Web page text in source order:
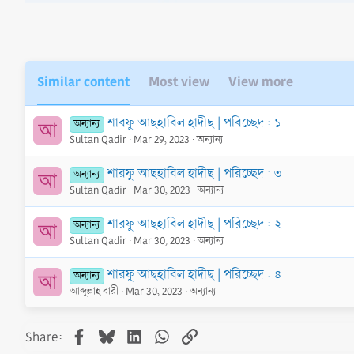
Similar content Most view View more
আ অন্যান্য শারফু আছহাবিল হাদীছ | পরিচ্ছেদ : ১
Sultan Qadir Mar 29, 2023 অন্যান্য
আ অন্যান্য শারফু আছহাবিল হাদীছ | পরিচ্ছেদ : ৩
Sultan Qadir Mar 30, 2023 অন্যান্য
আ অন্যান্য শারফু আছহাবিল হাদীছ | পরিচ্ছেদ : ২
Sultan Qadir Mar 30, 2023 অন্যান্য
আ অন্যান্য শারফু আছহাবিল হাদীছ | পরিচ্ছেদ : ৪
আব্দুল্লাহ বারী Mar 30, 2023 অন্যান্য
Share: Facebook
BlueskyLinkedInWhatsApp
Link